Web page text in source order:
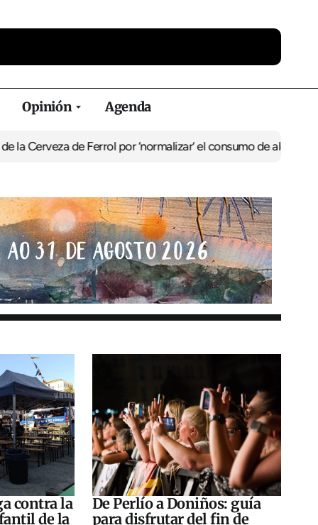
Opinión Agenda
Ferrol por ‘normalizar’ el consumo de alcoholDe Perlío a
contra la
de la
De Perlío a Doniños: guía
para disfrutar del fin de